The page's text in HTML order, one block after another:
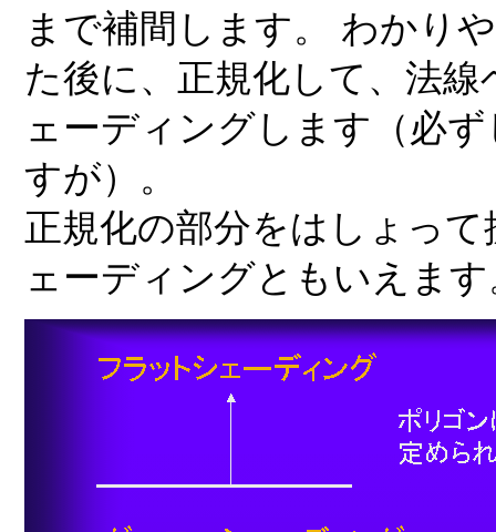
まで補間します。 わかり
た後に、正規化して、法
ェーディングします（必
すが）。
正規化の部分をはしょって
ェーディングともいえます